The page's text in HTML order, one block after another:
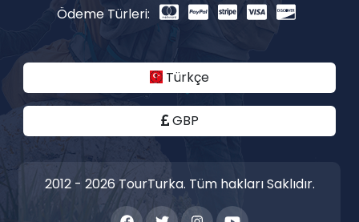
Ödeme Türleri:
Türkçe
GBP
2012 - 2026 TourTurka. Tüm hakları Saklıdır.